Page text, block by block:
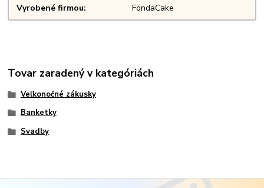
Vyrobené firmou FondaCake
Tovar zaradený v kategóriách
Veľkonočné zákusky
Banketky
Svadby